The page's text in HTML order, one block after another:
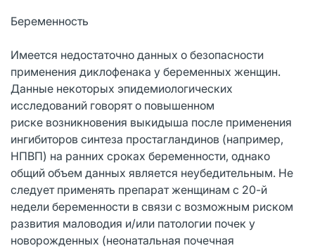
Беременность
Имеется недостаточно данных о безопасности
применения диклофенака у беременных женщин.
Данные некоторых эпидемиологических
исследований говорят о повышенном
риске возникновения выкидыша после применения
ингибиторов синтеза простагландинов (например,
НПВП) на ранних сроках беременности, однако
общий объем данных является неубедительным. Не
следует применять препарат женщинам с 20-й
недели беременности в связи с возможным риском
развития маловодия и/или патологии почек у
новорожденных (неонатальная почечная